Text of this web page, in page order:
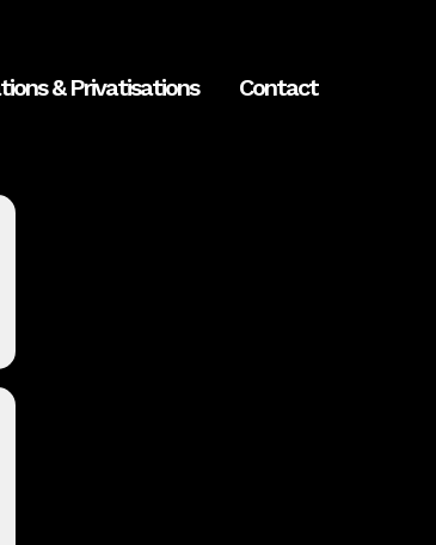
& Privatisations Contact